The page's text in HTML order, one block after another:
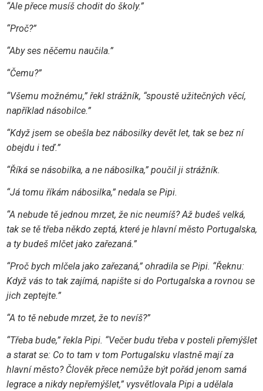
“Ale přece musíš chodit do školy.”
“Proč?”
“Aby ses něčemu naučila.”
“Čemu?”
“Všemu možnému,” řekl strážník, “spoustě užitečných věcí,
například násobilce.”
“Když jsem se obešla bez nábosilky devět let, tak se bez ní
obejdu i teď.”
“Říká se násobilka, a ne nábosilka,” poučil ji strážník.
“Já tomu říkám nábosilka,” nedala se Pipi.
“A nebude tě jednou mrzet, že nic neumíš? Až budeš velká,
tak se tě třeba někdo zeptá, které je hlavní město Portugalska,
a ty budeš mlčet jako zařezaná.”
“Proč bych mlčela jako zařezaná,” ohradila se Pipi. “Řeknu:
Když vás to tak zajímá, napište si do Portugalska a rovnou se
jich zeptejte.”
“A to tě nebude mrzet, že to nevíš?”
“Třeba bude,” řekla Pipi. “Večer budu třeba v posteli přemýšlet
a starat se: Co to tam v tom Portugalsku vlastně mají za
hlavní město? Člověk přece nemůže být pořád jenom samá
legrace a nikdy nepřemýšlet,” vysvětlovala Pipi a udělala